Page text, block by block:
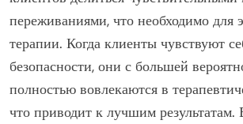
переживаниями, что необходимо для
терапии. Когда клиенты чувствуют
безопасности, они с большей
полностью вовлекаются в
что приводит к лучшим